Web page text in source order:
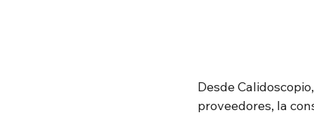
Desde
proveedores, la